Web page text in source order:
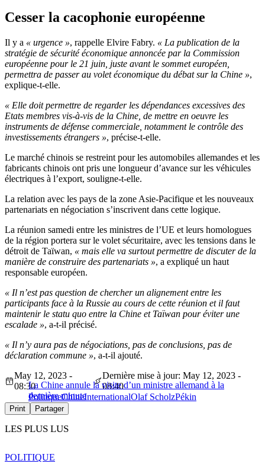
Cesser la cacophonie européenne
Il y a « urgence », rappelle Elvire Fabry. « La publication de la
stratégie de sécurité économique annoncée par la Commission
européenne pour le 21 juin, juste avant le sommet européen,
permettra de passer au volet économique du débat sur la Chine »,
explique-t-elle.
« Elle doit permettre de regarder les dépendances excessives des
Etats membres vis-à-vis de la Chine, de mettre en oeuvre les
instruments de défense commerciale, notamment le contrôle des
investissements étrangers », précise-t-elle.
Le marché chinois se restreint pour les automobiles allemandes et les
fabricants chinois ont pris une longueur d’avance sur les véhicules
électriques à l’export, souligne-t-elle.
La relation avec les pays de la zone Asie-Pacifique et les nouveaux
partenariats en négociation s’inscrivent dans cette logique.
La réunion samedi entre les ministres de l’UE et leurs homologues
de la région portera sur le volet sécuritaire, avec les tensions dans le
détroit de Taïwan, « mais elle va surtout permettre de discuter de la
manière de construire des partenariats », a expliqué un haut
responsable européen.
« Il n’est pas question de chercher un alignement entre les
participants face à la Russie au cours de cette réunion et il faut
maintenir le statu quo entre la Chine et Taïwan pour éviter une
escalade », a-t-il précisé.
« Il n’y aura pas de négociations, pas de conclusions, pas de
déclaration commune », a-t-il ajouté.
La Chine annule la visite d’un ministre allemand à la
dernière minute
May 12, 2023 -
08:30
Dernière mise à jour: May 12, 2023 -
08:40
PolitiqueChineInternationalOlaf ScholzPékin
Print Partager
LES PLUS LUS
POLITIQUE